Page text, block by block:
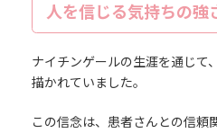
人を信じる気持ちの強
ナイチンゲールの生涯を通じて
描かれていました。
この信念は、患者さんとの信頼